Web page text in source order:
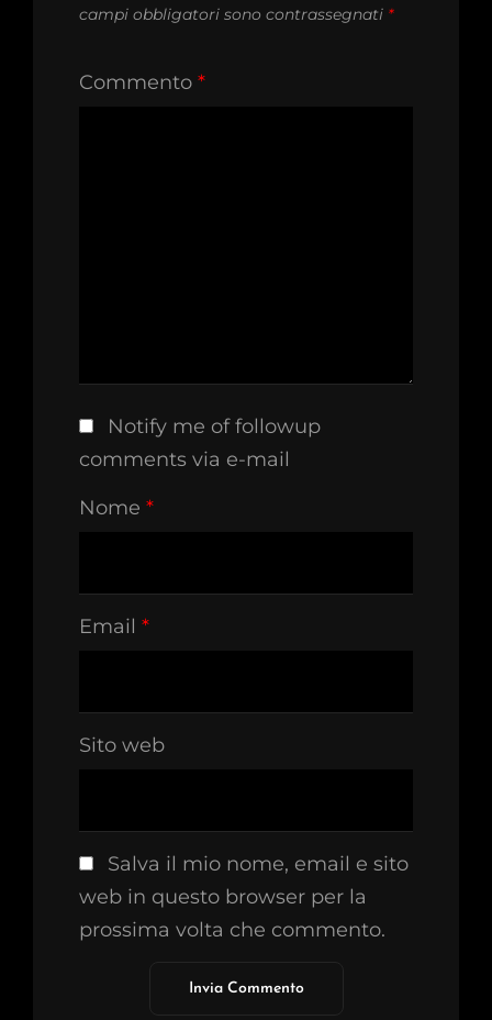
campi obbligatori sono contrassegnati *
Commento *
Notify me of followup
comments via e-mail
Nome *
Email *
Sito web
Salva il mio nome, email e sito
web in questo browser per la
prossima volta che commento.